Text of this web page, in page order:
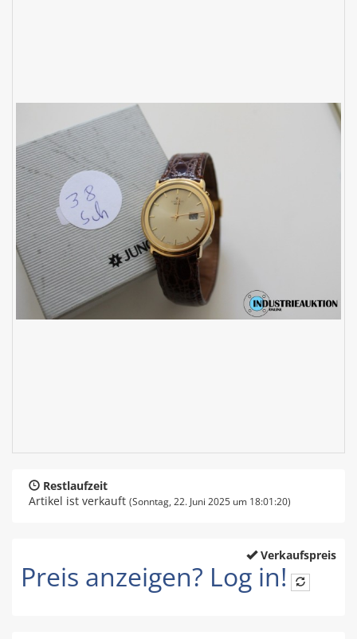
Restlaufzeit
Artikel ist verkauft (Sonntag, 22. Juni 2025 um 18:01:20)
Verkaufspreis
Preis anzeigen? Log in!